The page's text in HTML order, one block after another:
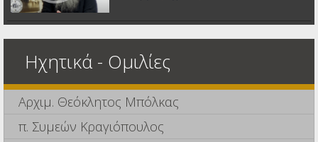
Ηχητικά - Ομιλίες
Αρχιμ. Θεόκλητος Μπόλκας
π. Συμεών Κραγιόπουλος